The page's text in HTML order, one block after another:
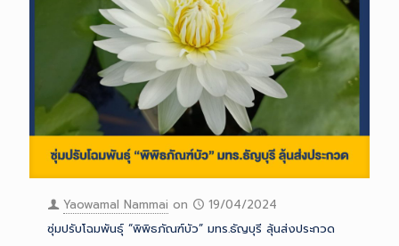
Yaowamal Nammai on
19/04/2024
ซุ่มปรับโฉมพันธุ์ “พิพิธภัณฑ์บัว” มทร.ธัญบุรี ลุ้นส่งประกวด